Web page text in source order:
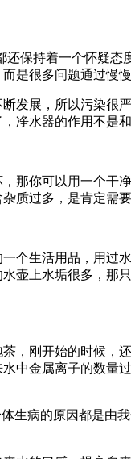
还保持着一个怀疑
是很多问题通过慢
展，所以污染很
净水器的作用不是
你可以用一个干净
质过多，是肯定需
生活用品，用过
壶上水垢很多，那
刚开始的时候，还
中金属离子的数量
病的原因都是由